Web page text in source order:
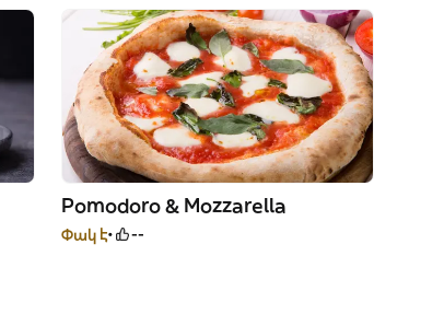
Pomodoro & Mozzarella
Փակ է --